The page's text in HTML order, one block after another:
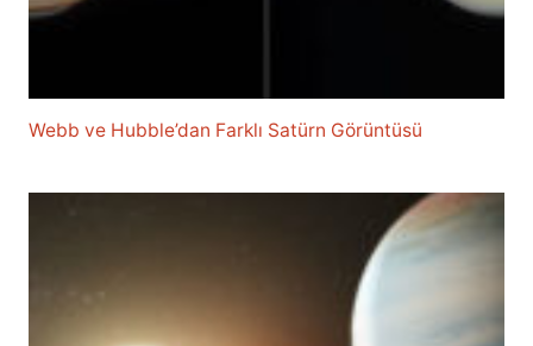
Webb ve Hubble’dan Farklı Satürn Görüntüsü